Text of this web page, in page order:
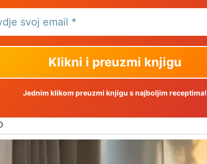
Jednim klikom preuzmi knjigu s najboljim receptima!